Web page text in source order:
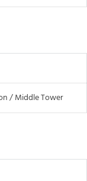
/ Middle Tower